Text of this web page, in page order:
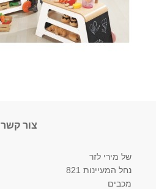
צור קשר
של מירי לזר
נחל המעיינות 821
מכבים